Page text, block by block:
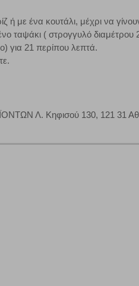
ή με ένα κουτάλι, μέχρι να
ταψάκι ( στρογγυλό
για 21 περίπου λεπτά.
Λ. Κηφισού 130, 121 31